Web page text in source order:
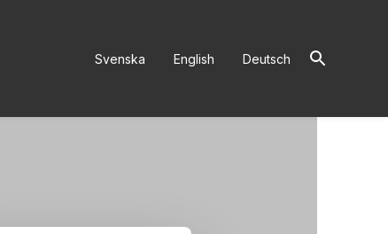
Svenska English Deutsch Sök